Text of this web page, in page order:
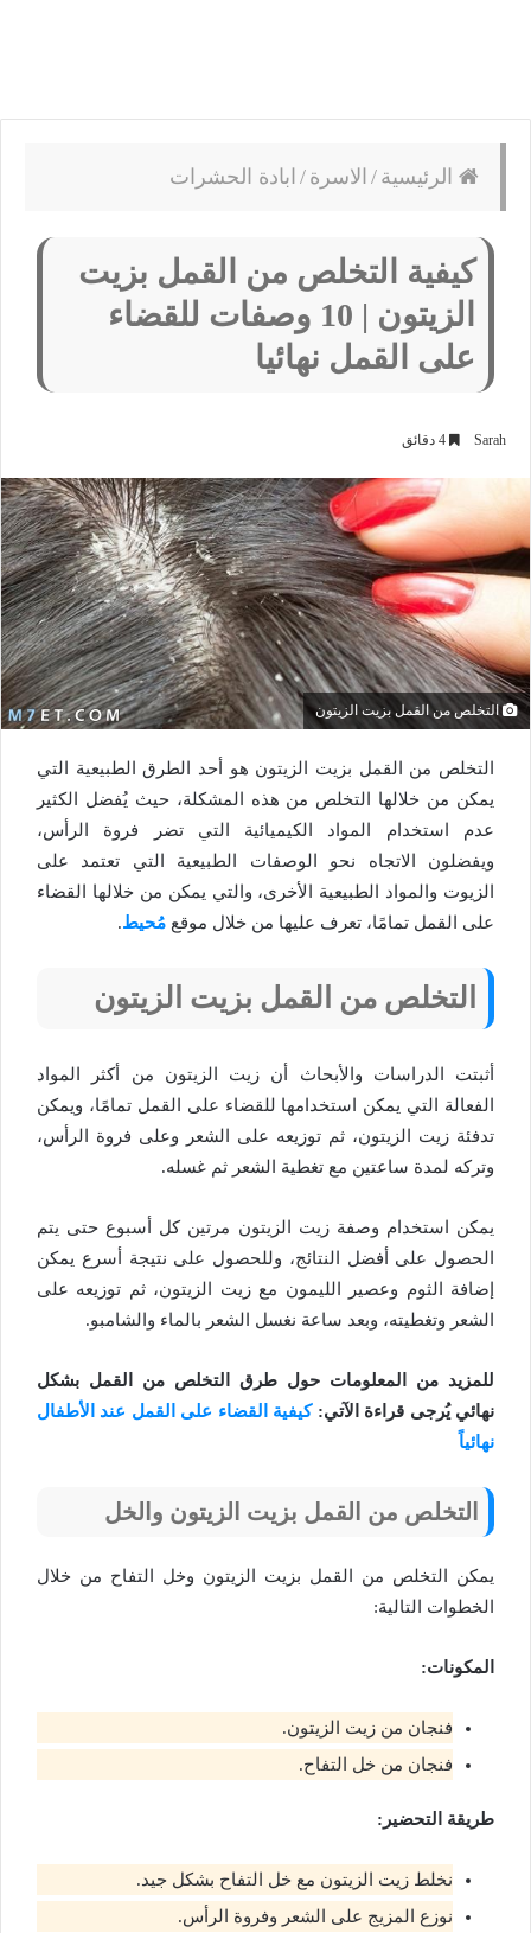
الرئيسية / الاسرة / ابادة الحشرات
كيفية التخلص من القمل بزيت
الزيتون | 10 وصفات للقضاء
على القمل نهائيا
Sarah
التخلص من القمل بزيت الزيتون
التخلص من القمل بزيت الزيتون هو أحد الطرق الطبيعية التي
يمكن من خلالها التخلص من هذه المشكلة، حيث يُفضل الكثير
عدم استخدام المواد الكيميائية التي تضر فروة الرأس،
ويفضلون الاتجاه نحو الوصفات الطبيعية التي تعتمد على
الزيوت والمواد الطبيعية الأخرى، والتي يمكن من خلالها القضاء
على القمل تمامًا، تعرف عليها من خلال موقع مُحيط.
التخلص من القمل بزيت الزيتون
أثبتت الدراسات والأبحاث أن زيت الزيتون من أكثر المواد
الفعالة التي يمكن استخدامها للقضاء على القمل تمامًا، ويمكن
تدفئة زيت الزيتون، ثم توزيعه على الشعر وعلى فروة الرأس،
وتركه لمدة ساعتين مع تغطية الشعر ثم غسله.
يمكن استخدام وصفة زيت الزيتون مرتين كل أسبوع حتى يتم
الحصول على أفضل النتائج، وللحصول على نتيجة أسرع يمكن
إضافة الثوم وعصير الليمون مع زيت الزيتون، ثم توزيعه على
الشعر وتغطيته، وبعد ساعة نغسل الشعر بالماء والشامبو.
للمزيد من المعلومات حول طرق التخلص من القمل بشكل
نهائي يُرجى قراءة الآتي:كيفية القضاء على القمل عند الأطفال
نهائياً
التخلص من القمل بزيت الزيتون والخل
يمكن التخلص من القمل بزيت الزيتون وخل التفاح من خلال
الخطوات التالية:
المكونات:
فنجان من زيت الزيتون.
فنجان من خل التفاح.
طريقة التحضير:
نخلط زيت الزيتون مع خل التفاح بشكل جيد.
نوزع المزيج على الشعر وفروة الرأس.